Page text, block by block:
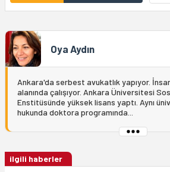
Oya Aydın
Ankara'da serbest avukatlık yapıyor.
alanında çalışıyor. Ankara Üniversitesi
Enstitüsünde yüksek lisans yaptı. Aynı
hukunda doktora programında...
ilgili haberler